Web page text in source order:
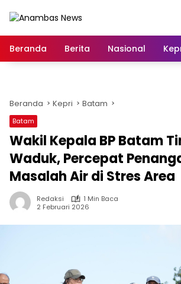
Beranda
Berita Nasional
Beranda Kepri Batam
Batam
Wakil Kepala BP Batam
Waduk, Percepat
Masalah Air di Stres Area
Redaksi
1 Min Baca
2 Februari 2026